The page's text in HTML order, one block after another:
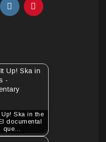
Ska in the
documental
que…